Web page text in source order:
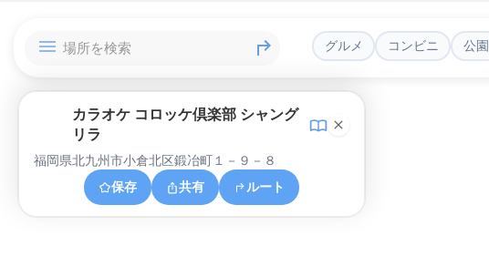
グルメ コンビニ 公園
カラオケ コロッケ倶楽部 シャング
リラ
福岡県北九州市小倉北区鍛冶町１－９－８
保存
共有 ルート